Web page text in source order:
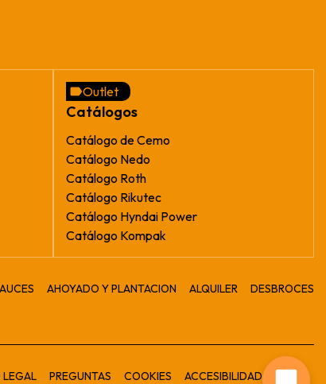
Outlet
Catálogos
Catálogo de Cemo
Catálogo Nedo
Catálogo Roth
Catálogo Rikutec
Catálogo Hyndai Power
Catálogo Kompak
AHOYADO Y PLANTACION ALQUILER
DESBROCES
LEGAL PREGUNTAS COOKIES ACCESIBILIDAD